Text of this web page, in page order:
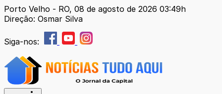
Porto Velho - RO, 08 de agosto de 2026 03:49h
Direção: Osmar Silva
Siga-nos: